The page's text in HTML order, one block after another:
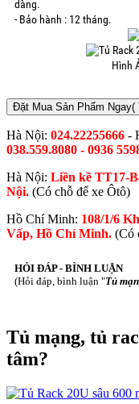
dàng.
- Bảo hành : 12 tháng.
Hình
Đặt Mua Sản Phẩm Ngay(
Hà Nội: 024.22255666 -
038.559.8080 - 0936
Hà Nội: Liền kề TT17-
Nội. (Có chỗ để xe Ôtô)
Hồ Chí Minh: 108/1/6
Vấp, Hồ Chí Minh. (Có
HỎI ĐÁP - BÌNH LUẬN
(Hỏi đáp, bình luận "Tủ
Tủ mạng, tủ
tâm?